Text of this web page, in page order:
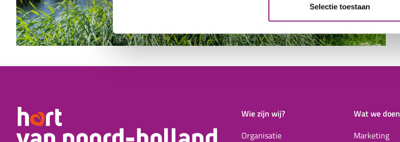
Selectie toestaan
Wie zijn wij?
Organisatie
Wat we doen
Marketing